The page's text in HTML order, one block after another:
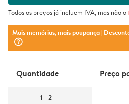
Todos os preços já incluem IVA, mas não o
Mais memórias, mais poupança|
question_mark_circle
Quantidade Preço
1 - 2